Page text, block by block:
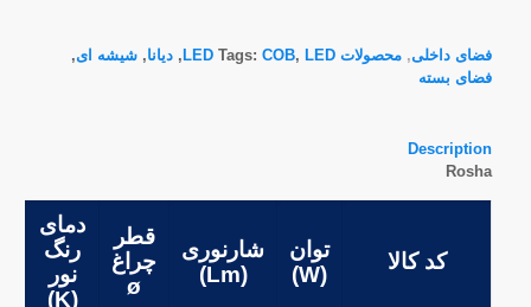
فضای داخلی, محصولات LED Tags: COB, LED
, دیانا, شیشه ای,
فضای بسته
Description
Rosha
کد کالا
توان
(W)
شارنوری
(Lm)
قطر
چراغ
ø
دمای
رنگ
نور
(K)